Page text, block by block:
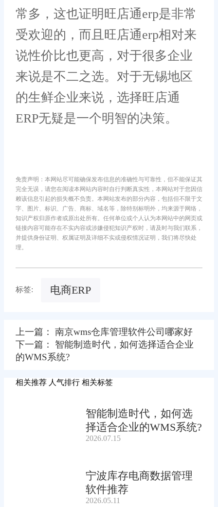
常多，这也证明旺店通erp是非常
受欢迎的，而且旺店通erp相对来
说性价比也更高，对于很多企业
来说是不二之选。对于无锡地区
的生鲜企业来说，选择旺店通
ERP无疑是一个明智的决策。
免责声明：本网站尽可能确保发布信息的准确性与可靠性，但不能保证其
完全无误，请您在阅读本网站内容时自行判断真实性，本网站对于您因信
赖该信息引起的损失概不负责。本网站发布的部分内容，包括但不限于文
字、图片、标识、广告、商标、域名等，除特别标明外，均来源于网络，
知识产权归原作者或原出处所有。任何单位或个人认为本网站中的网页或
链接内容可能存在不实内容或涉嫌侵犯知识产权时，请及时与我们联系，
并提供身份证明、权属证明及详细不实或侵权情况证明，我们将尽快处
理。
标签: 电商ERP
上一篇： 南京wms仓库管理软件公司哪家好
下一篇： 智能制造时代，如何选择适合企业
的WMS系统?
相关推荐 人气排行 相关标签
智能制造时代，如何选
择适合企业的WMS系统?
2026.07.15
宁波库存电商数据管理
软件推荐
2026.05.11